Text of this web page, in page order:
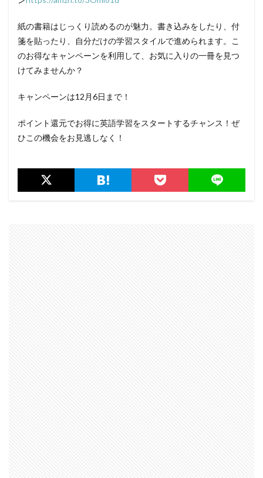
紙の書籍はじっくり読めるのが魅力。書き込みをしたり、付
箋を貼ったり、自分だけの学習スタイルで進められます。こ
のお得なキャンペーンを利用して、お気に入りの一冊を見つ
けてみませんか？
キャンペーンは12月6日まで！
ポイント還元でお得に英語学習をスタートするチャンス！ぜ
ひこの機会をお見逃しなく！